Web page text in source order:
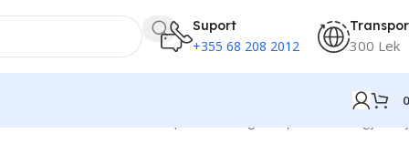
Suport
+355 68 208 2012 300 Lek